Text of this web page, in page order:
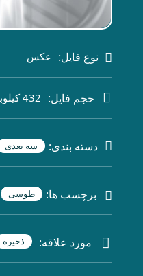
نوع فایل: عکس
حجم فایل: 432 کیلوبایت
دسته بندی: سه بعدی
برچسب ها: طوسی
مورد علاقه: ذخیره